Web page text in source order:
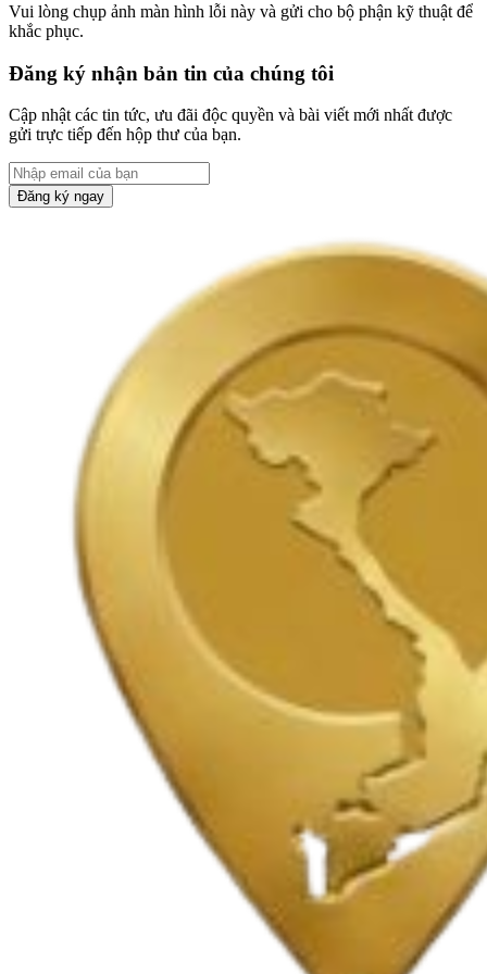
Vui lòng chụp ảnh màn hình lỗi này và gửi cho bộ phận kỹ thuật để
khắc phục.
Đăng ký nhận bản tin của chúng tôi
Cập nhật các tin tức, ưu đãi độc quyền và bài viết mới nhất được
gửi trực tiếp đến hộp thư của bạn.
Đăng ký ngay